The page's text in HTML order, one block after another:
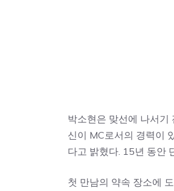
박소현은 맞선에 나서기
신이 MC로서의 경력이
다고 밝혔다. 15년 동안
첫 만남의 약속 장소에